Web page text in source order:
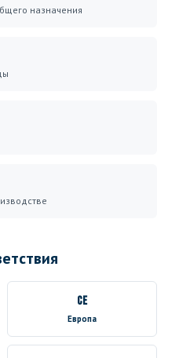
назначения
CE
Европа